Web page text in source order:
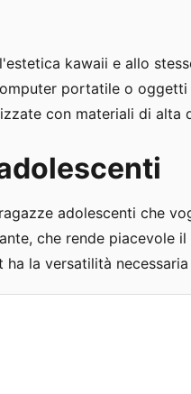
kawaii e allo
portatile o
con materiali di
adolescenti che
che rende piacevole
la versatilità